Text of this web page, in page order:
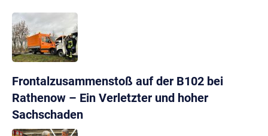
Frontalzusammenstoß auf der B102 bei
Rathenow – Ein Verletzter und hoher
Sachschaden